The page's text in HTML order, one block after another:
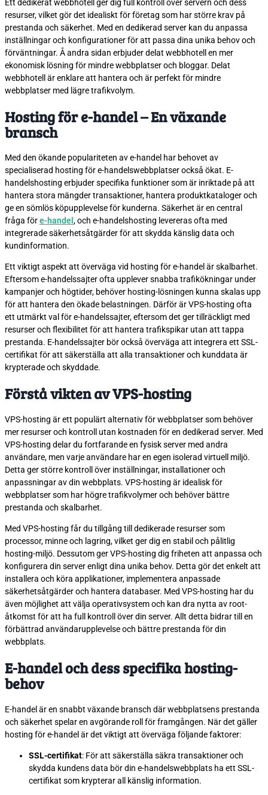
Ett dedikerat webbhotell ger dig full kontroll över servern och dess
resurser, vilket gör det idealiskt för företag som har större krav på
prestanda och säkerhet. Med en dedikerad server kan du anpassa
inställningar och konfigurationer för att passa dina unika behov och
förväntningar. Å andra sidan erbjuder delat webbhotell en mer
ekonomisk lösning för mindre webbplatser och bloggar. Delat
webbhotell är enklare att hantera och är perfekt för mindre
webbplatser med lägre trafikvolym.
Hosting för e-handel – En växande
bransch
Med den ökande populariteten av e-handel har behovet av
specialiserad hosting för e-handelswebbplatser också ökat. E-
handelshosting erbjuder specifika funktioner som är inriktade på att
hantera stora mängder transaktioner, hantera produktkataloger och
ge en sömlös köpupplevelse för kunderna. Säkerhet är en central
fråga före-handel , och e-handelshosting levereras ofta med
integrerade säkerhetsåtgärder för att skydda känslig data och
kundinformation.
Ett viktigt aspekt att överväga vid hosting för e-handel är skalbarhet.
Eftersom e-handelssajter ofta upplever snabba trafikökningar under
kampanjer och högtider, behöver hosting-lösningen kunna skalas upp
för att hantera den ökade belastningen. Därför är VPS-hosting ofta
ett utmärkt val för e-handelssajter, eftersom det ger tillräckligt med
resurser och flexibilitet för att hantera trafikspikar utan att tappa
prestanda. E-handelssajter bör också överväga att integrera ett SSL-
certifikat för att säkerställa att alla transaktioner och kunddata är
krypterade och skyddade.
Förstå vikten av VPS-hosting
VPS-hosting är ett populärt alternativ för webbplatser som behöver
mer resurser och kontroll utan kostnaden för en dedikerad server. Med
VPS-hosting delar du fortfarande en fysisk server med andra
användare, men varje användare har en egen isolerad virtuell miljö.
Detta ger större kontroll över inställningar, installationer och
anpassningar av din webbplats. VPS-hosting är idealisk för
webbplatser som har högre trafikvolymer och behöver bättre
prestanda och skalbarhet.
Med VPS-hosting får du tillgång till dedikerade resurser som
processor, minne och lagring, vilket ger dig en stabil och pålitlig
hosting-miljö. Dessutom ger VPS-hosting dig friheten att anpassa och
konfigurera din server enligt dina unika behov. Detta gör det enkelt att
installera och köra applikationer, implementera anpassade
säkerhetsåtgärder och hantera databaser. Med VPS-hosting har du
även möjlighet att välja operativsystem och kan dra nytta av root-
åtkomst för att ha full kontroll över din server. Allt detta bidrar till en
förbättrad användarupplevelse och bättre prestanda för din
webbplats.
E-handel och dess specifika hosting-
behov
E-handel är en snabbt växande bransch där webbplatsens prestanda
och säkerhet spelar en avgörande roll för framgången. När det gäller
hosting för e-handel är det viktigt att överväga följande faktorer:
SSL-certifikat: För att säkerställa säkra transaktioner och
skydda kundens data bör din e-handelswebbplats ha ett SSL-
certifikat som krypterar all känslig information.